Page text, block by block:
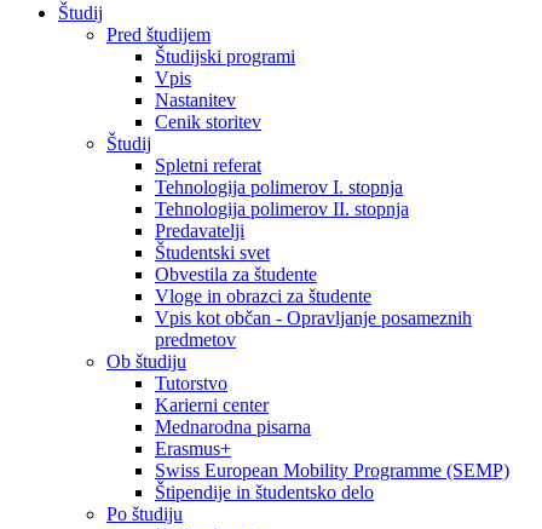
Študij
Pred študijem
Študijski programi
Vpis
Nastanitev
Cenik storitev
Študij
Spletni referat
Tehnologija polimerov I. stopnja
Tehnologija polimerov II. stopnja
Predavatelji
Študentski svet
Obvestila za študente
Vloge in obrazci za študente
Vpis kot občan - Opravljanje posameznih
predmetov
Ob študiju
Tutorstvo
Karierni center
Mednarodna pisarna
Erasmus+
Swiss European Mobility Programme (SEMP)
Štipendije in študentsko delo
Po študiju